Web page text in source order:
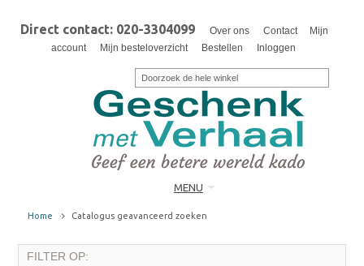
Direct contact: 020-3304099 Over ons Contact
Mijn
account
Mijn besteloverzicht Bestellen Inloggen
MENU
Home Catalogus geavanceerd zoeken
FILTER OP: